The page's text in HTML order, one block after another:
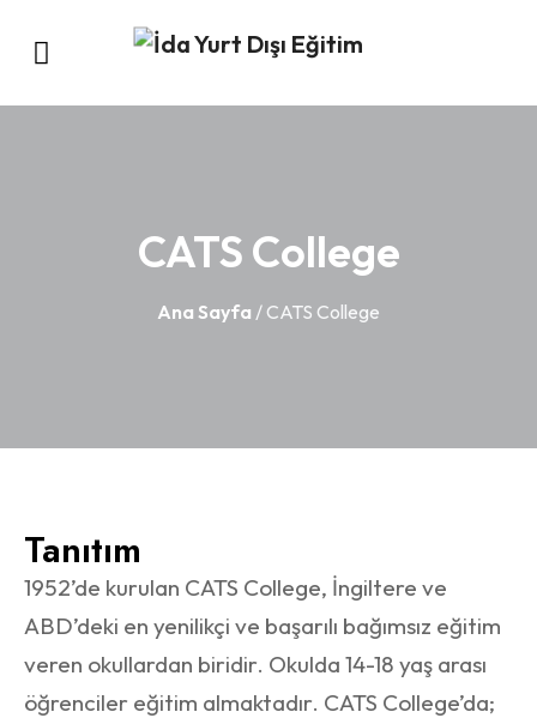
CATS College
Ana Sayfa / CATS College
Tanıtım
1952’de kurulan CATS College, İngiltere ve
ABD’deki en yenilikçi ve başarılı bağımsız eğitim
veren okullardan biridir. Okulda 14-18 yaş arası
öğrenciler eğitim almaktadır. CATS College’da;